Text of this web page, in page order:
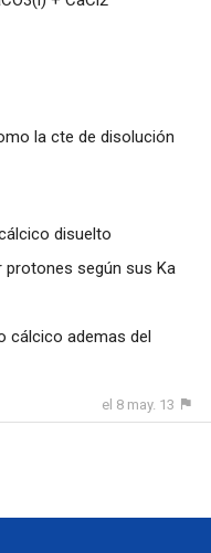
la cte de disolución
disuelto
protones según sus Ka
cálcico ademas del
el 8 may. 13